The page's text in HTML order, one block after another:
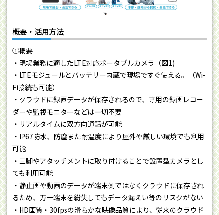
概要・活用方法
①概要
・現場業務に適したLTE対応ポータブルカメラ（図1)
・LTEモジュールとバッテリー内蔵で現場ですぐ使える。（Wi-
Fi接続も可能）
・クラウドに録画データが保存されるので、専用の録画レコー
ダーや監視モニターなどは一切不要
・リアルタイムに双方向通話が可能
・IP67防水、防塵また耐温度により屋外や厳しい環境でも利用
可能
・三脚やアタッチメントに取り付けることで設置型カメラとし
ても利用可能
・静止画や動画のデータが端末側ではなくクラウドに保存され
るため、万一端末を紛失してもデータ漏えい等のリスクがない
・HD画質・30fpsの滑らかな映像品質により、従来のクラウド